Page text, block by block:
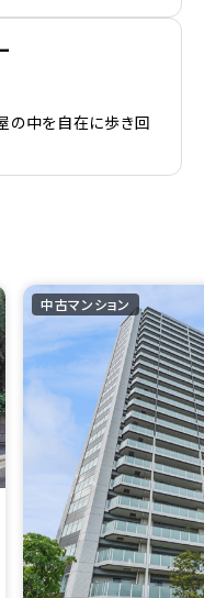
の中を自在に歩き回
中古マンション